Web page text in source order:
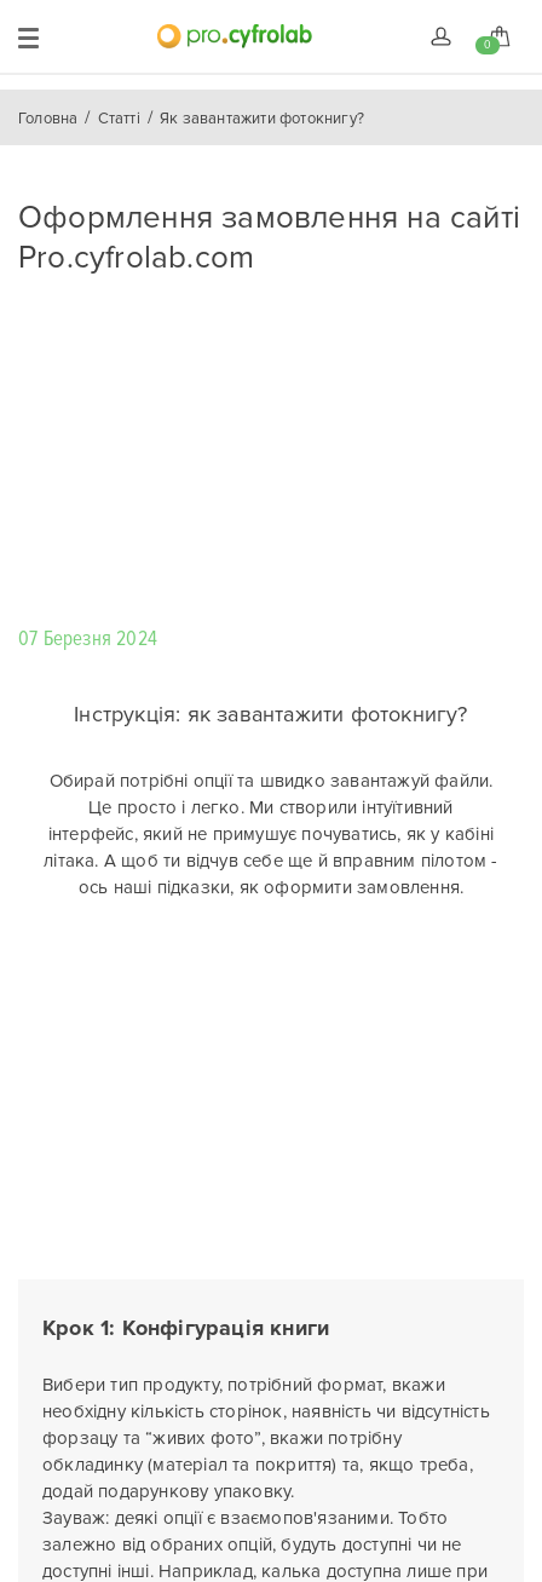
0
Головна Статті Як завантажити фотокнигу?
Оформлення замовлення на сайті
Pro.cyfrolab.com
07 Березня 2024
Інструкція: як завантажити фотокнигу?
Обирай потрібні опції та швидко завантажуй файли.
Це просто і легко. Ми створили інтуїтивний
інтерфейс, який не примушує почуватись, як у кабіні
літака. А щоб ти відчув себе ще й вправним пілотом -
ось наші підказки, як оформити замовлення.
Крок 1: Конфігурація книги
Вибери тип продукту, потрібний формат, вкажи
необхідну кількість сторінок, наявність чи відсутність
форзацу та “живих фото”, вкажи потрібну
обкладинку (матеріал та покриття) та, якщо треба,
додай подарункову упаковку.
Зауваж: деякі опції є взаємопов'язаними. Тобто
залежно від обраних опцій, будуть доступні чи не
доступні інші. Наприклад, калька доступна лише при